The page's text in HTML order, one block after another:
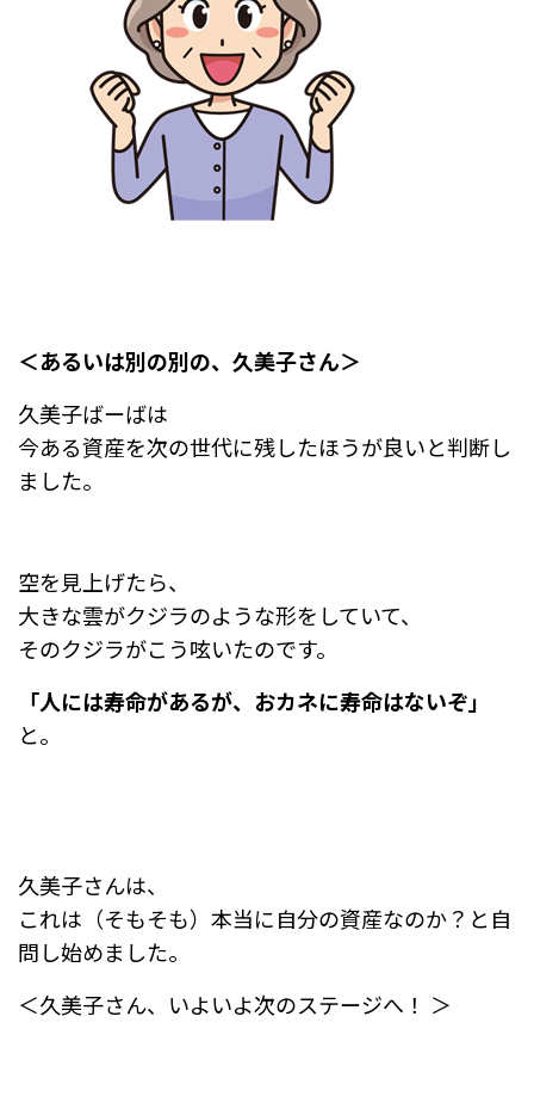
＜あるいは別の別の、久美子さん＞
久美子ばーばは
今ある資産を次の世代に残したほうが良いと判断し
ました。
空を見上げたら、
大きな雲がクジラのような形をしていて、
そのクジラがこう呟いたのです。
「人には寿命があるが、おカネに寿命はないぞ」
と。
久美子さんは、
これは（そもそも）本当に自分の資産なのか？と自
問し始めました。
＜久美子さん、いよいよ次のステージへ！ ＞